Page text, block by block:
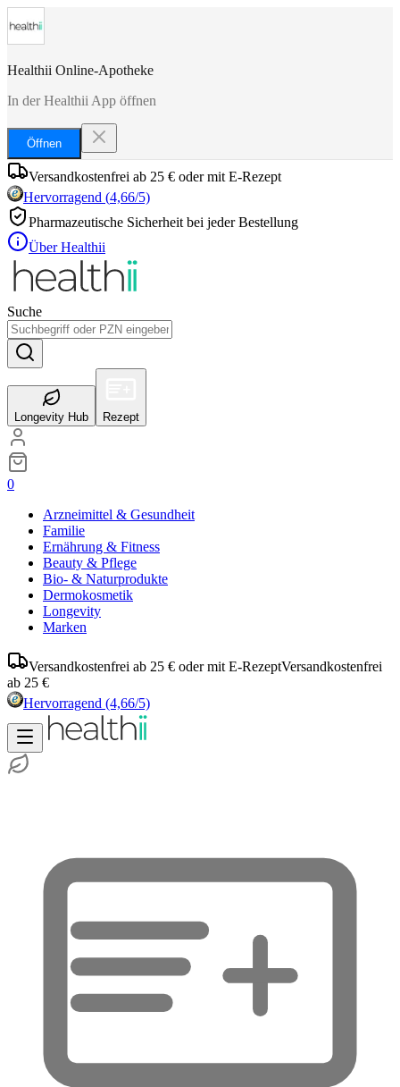
Healthii Online-Apotheke
In der Healthii App öffnen
Öffnen
Versandkostenfrei ab 25 € oder mit E-Rezept
Hervorragend (4,66/5)
Pharmazeutische Sicherheit bei jeder Bestellung
Über Healthii
Suche
Longevity Hub Rezept
0
Arzneimittel & Gesundheit
Familie
Ernährung & Fitness
Beauty & Pflege
Bio- & Naturprodukte
Dermokosmetik
Longevity
Marken
Versandkostenfrei ab 25 € oder mit E-RezeptVersandkostenfrei
ab 25 €
Hervorragend (4,66/5)